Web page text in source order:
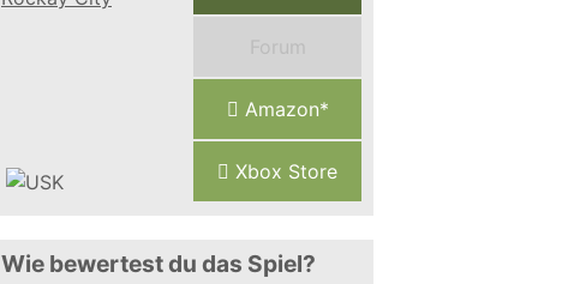
Forum
Amazon*
Xbox Store
Wie bewertest du das Spiel?